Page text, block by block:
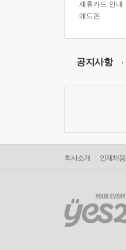
제휴카드 안내
애드온
공지사항
회사소개 인재채용